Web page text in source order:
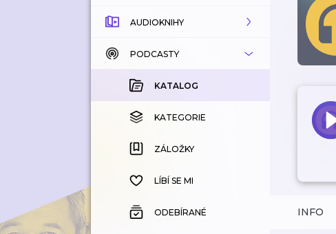
AUDIOKNIHY
KATALOG
KOUPENÉ
KATEGORIE
ZÁLOŽKY
HISTORIE
PODCASTY
KATALOG
KATEGORIE
ZÁLOŽKY
LÍBÍ SE MI
ODEBÍRANÉ INFO